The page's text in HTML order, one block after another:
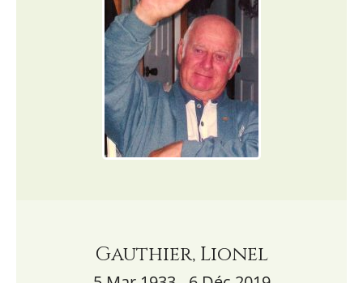
Gauthier, Lionel